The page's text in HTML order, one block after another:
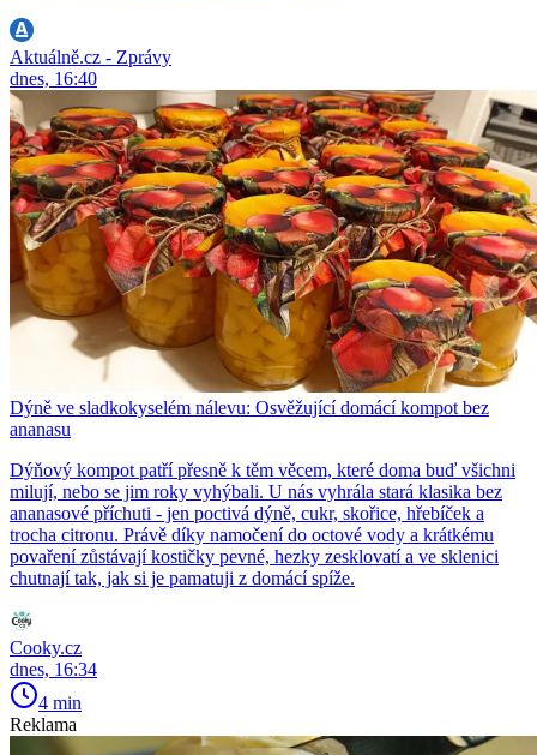
Aktuálně.cz - Zprávy
dnes, 16:40
Dýně ve sladkokyselém nálevu: Osvěžující domácí kompot bez
ananasu
Dýňový kompot patří přesně k těm věcem, které doma buď všichni
milují, nebo se jim roky vyhýbali. U nás vyhrála stará klasika bez
ananasové příchuti - jen poctivá dýně, cukr, skořice, hřebíček a
trocha citronu. Právě díky namočení do octové vody a krátkému
povaření zůstávají kostičky pevné, hezky zesklovatí a ve sklenici
chutnají tak, jak si je pamatuji z domácí spíže.
Cooky.cz
dnes, 16:34
4 min
Reklama